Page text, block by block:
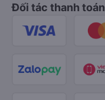
Đối tác thanh toán